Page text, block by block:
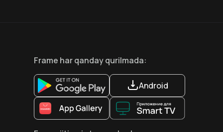
Frame har qanday qurilmada:
Android